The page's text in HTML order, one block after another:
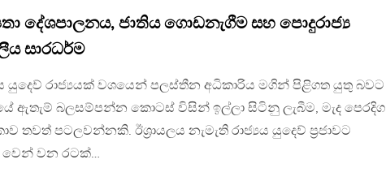
දේශපාලනය, ජාතිය ගොඩනැගීම සහ පොදුරාජ්‍ය
සාරධර්ම
යුදෙව් රාජ්‍යයක් වශයෙන් පලස්තීන අධිකාරිය මගින් පිළිගත යුතු බවට
ඇතැම් බලසම්පන්න කොටස් විසින් ඉල්ලා සිටිනු ලැබීම, මැද පෙරදිග
තවත් පටලවන්නකි. ඊශ‍්‍රායලය නැමැති රාජ්‍යය යුදෙව් ප‍්‍රජාවට
වන රටක්…